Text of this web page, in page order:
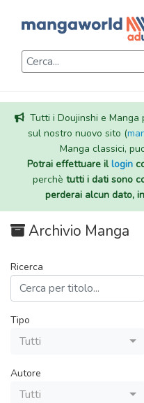
Tutti i Doujinshi e
sul nostro nuovo sito (
Manga classici,
Potrai effettuare illogin
perchè tutti i dati sono
perderai alcun dato,
Archivio Manga
Ricerca
Tipo
Tutti
Autore
Tutti